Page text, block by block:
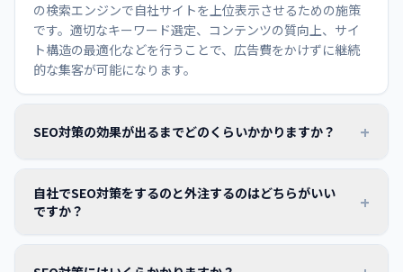
の検索エンジンで自社サイトを上位表示させるための施策
です。適切なキーワード選定、コンテンツの質向上、サイ
ト構造の最適化などを行うことで、広告費をかけずに継続
的な集客が可能になります。
SEO対策の効果が出るまでどのくらいかかりますか？ +
自社でSEO対策をするのと外注するのはどちらがいい
ですか？
+